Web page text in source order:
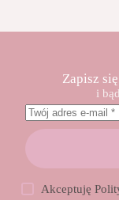
Zapisz
i
Akceptuję